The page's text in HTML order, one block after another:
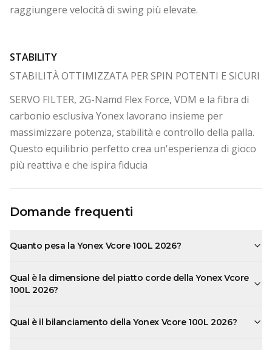
raggiungere velocità di swing più elevate.
STABILITY
STABILITÀ OTTIMIZZATA PER SPIN POTENTI E SICURI
SERVO FILTER, 2G-Namd Flex Force, VDM e la fibra di
carbonio esclusiva Yonex lavorano insieme per
massimizzare potenza, stabilità e controllo della palla.
Questo equilibrio perfetto crea un'esperienza di gioco
più reattiva e che ispira fiducia
Domande frequenti
Quanto pesa la Yonex Vcore 100L 2026?
Qual è la dimensione del piatto corde della Yonex Vcore
100L 2026?
Qual è il bilanciamento della Yonex Vcore 100L 2026?